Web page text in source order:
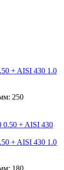
+ AISI 430 1.0
250
+ AISI 430 1.0
180